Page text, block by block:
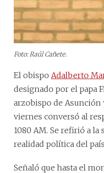
Foto: Raúl Cañete.
El obispo Adalberto
designado por el papa
arzobispo de Asunción
viernes conversó al
1080 AM. Se refirió a
realidad política del
Señaló que hasta el